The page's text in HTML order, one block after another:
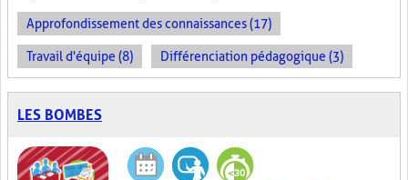
Approfondissement des connaissances (17)
Travail d'équipe (8) Différenciation pédagogique (3)
LES BOMBES